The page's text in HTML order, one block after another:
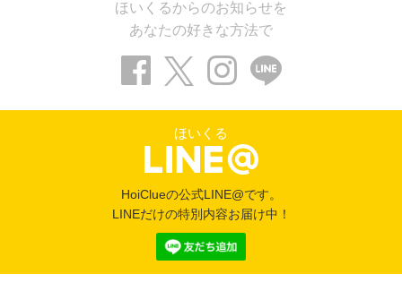
ほいくるからのお知らせを
あなたの好きな方法で
ほいくる
HoiClueの公式LINE@です。
LINEだけの特別内容お届け中！